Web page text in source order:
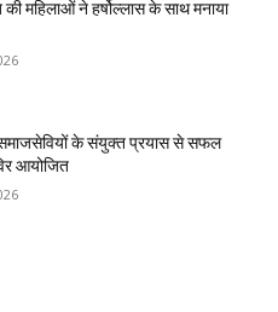
की महिलाओं ने हर्षोल्लास के साथ मनाया
के संयुक्त प्रयास से सफल
आयोजित